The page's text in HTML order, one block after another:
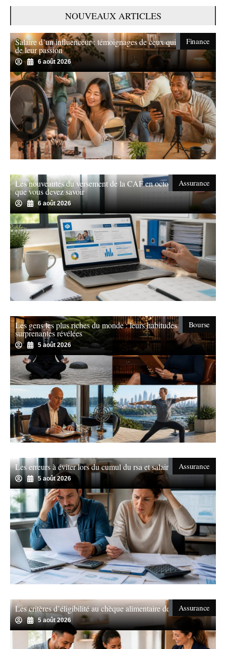
NOUVEAUX ARTICLES
Finance
Salaire d’un influenceur : témoignages de ceux qui vivent
de leur passion
6 août 2026
Assurance
Les nouveautés du versement de la CAF en octobre : ce
que vous devez savoir
6 août 2026
Bourse
Les gens les plus riches du monde : leurs habitudes
surprenantes révélées
5 août 2026
Assurance
Les erreurs à éviter lors du cumul du rsa et salaire
5 août 2026
Assurance
Les critères d’éligibilité au chèque alimentaire de révélés
5 août 2026